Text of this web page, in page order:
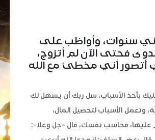
سنوات، وأواظب على
فحتى الآن لم أتزوج،
أتصور أني مخطئ مع الله
بأخذ الأسباب، سل ربك أن يسهل لك
الأسباب لتحصيل المال،
فحاسب نفسك، قال -جل وعلا-: